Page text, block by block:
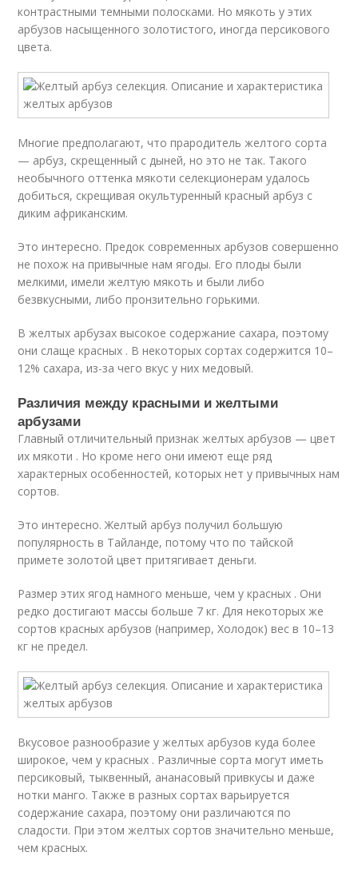
контрастными темными полосками. Но мякоть у этих
арбузов насыщенного золотистого, иногда персикового
цвета.
Многие предполагают, что прародитель желтого сорта
— арбуз, скрещенный с дыней, но это не так. Такого
необычного оттенка мякоти селекционерам удалось
добиться, скрещивая окультуренный красный арбуз с
диким африканским.
Это интересно. Предок современных арбузов совершенно
не похож на привычные нам ягоды. Его плоды были
мелкими, имели желтую мякоть и были либо
безвкусными, либо пронзительно горькими.
В желтых арбузах высокое содержание сахара, поэтому
они слаще красных . В некоторых сортах содержится 10–
12% сахара, из-за чего вкус у них медовый.
Различия между красными и желтыми
арбузами
Главный отличительный признак желтых арбузов — цвет
их мякоти . Но кроме него они имеют еще ряд
характерных особенностей, которых нет у привычных нам
сортов.
Это интересно. Желтый арбуз получил большую
популярность в Тайланде, потому что по тайской
примете золотой цвет притягивает деньги.
Размер этих ягод намного меньше, чем у красных . Они
редко достигают массы больше 7 кг. Для некоторых же
сортов красных арбузов (например, Холодок) вес в 10–13
кг не предел.
Вкусовое разнообразие у желтых арбузов куда более
широкое, чем у красных . Различные сорта могут иметь
персиковый, тыквенный, ананасовый привкусы и даже
нотки манго. Также в разных сортах варьируется
содержание сахара, поэтому они различаются по
сладости. При этом желтых сортов значительно меньше,
чем красных.